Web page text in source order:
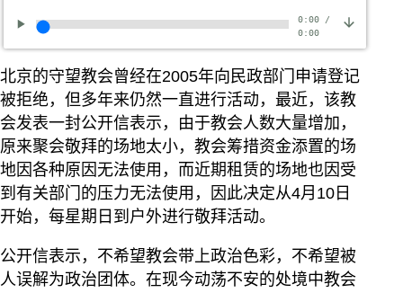
0:00/
0:00
北京的守望教会曾经在2005年向民政部门申请登记
被拒绝，但多年来仍然一直进行活动，最近，该教
会发表一封公开信表示，由于教会人数大量增加，
原来聚会敬拜的场地太小，教会筹措资金添置的场
地因各种原因无法使用，而近期租赁的场地也因受
到有关部门的压力无法使用，因此决定从4月10日
开始，每星期日到户外进行敬拜活动。
公开信表示，不希望教会带上政治色彩，不希望被
人误解为政治团体。在现今动荡不安的处境中教会